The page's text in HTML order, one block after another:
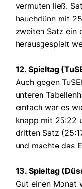
vermuten ließ.
hauchdünn mit
zweiten Satz ein
herausgespielt
12. Spieltag
Auch gegen
unteren
einfach war es
knapp mit 25:22
dritten Satz
und machte das
13. Spieltag
Gut einen Monat